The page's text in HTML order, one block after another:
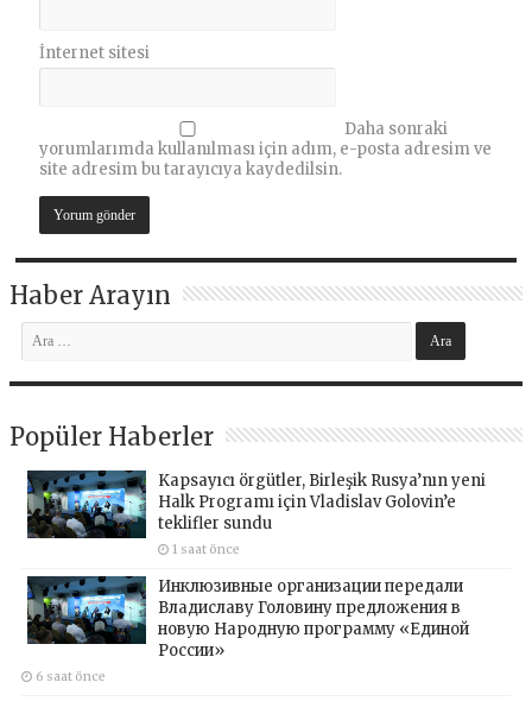
İnternet sitesi
Daha sonraki
yorumlarımda kullanılması için adım, e-posta adresim ve
site adresim bu tarayıcıya kaydedilsin.
Haber Arayın
Popüler Haberler
Kapsayıcı örgütler, Birleşik Rusya’nın yeni
Halk Programı için Vladislav Golovin’e
teklifler sundu
1 saat önce
Инклюзивные организации передали
Владиславу Головину предложения в
новую Народную программу «Единой
России»
6 saat önce